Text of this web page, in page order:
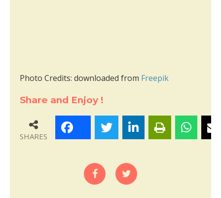
Photo Credits: downloaded from Freepik
Share and Enjoy !
SHARES